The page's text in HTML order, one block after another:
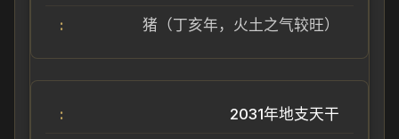
猪（丁亥年，火土之气较旺）
2031年地支天干